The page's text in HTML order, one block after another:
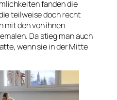
fanden die
teilweise doch recht
mit den von ihnen
Da stieg man auch
wenn sie in der Mitte